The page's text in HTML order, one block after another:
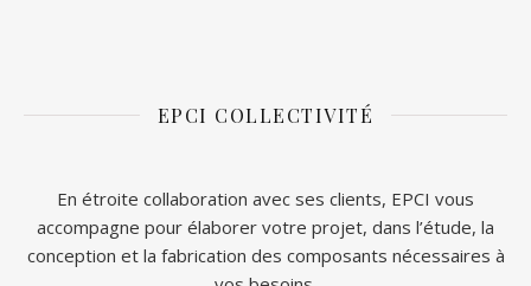
EPCI COLLECTIVITÉ
En étroite collaboration avec ses clients, EPCI vous
accompagne pour élaborer votre projet, dans l’étude, la
conception et la fabrication des composants nécessaires à